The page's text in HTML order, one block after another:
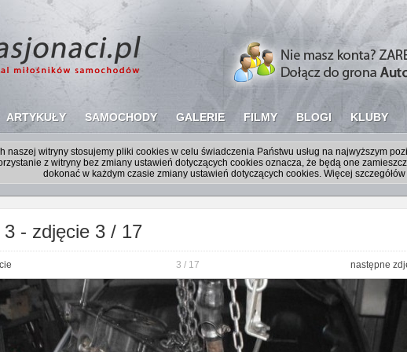
ARTYKUŁY SAMOCHODY GALERIE FILMY BLOGI KLUBY
naszej witryny stosujemy pliki cookies w celu świadczenia Państwu usług na najwyższym
z witryny bez zmiany ustawień dotyczących cookies oznacza, że będą one
dokonać w każdym czasie zmiany ustawień dotyczących cookies. Więcej
- zdjęcie 3 / 17
3 / 17 następne